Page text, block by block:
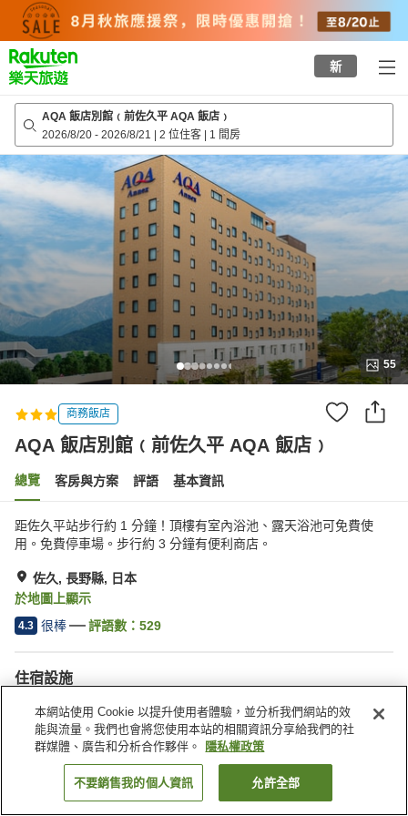
top
page
新
AQA 飯店別館﹙前佐久平 AQA 飯店﹚
2026/8/20 - 2026/8/21 | 2 位住客 | 1 間房
55
商務飯店
AQA 飯店別館﹙前佐久平 AQA 飯店﹚
總覽 客房與方案 評語 基本資訊
距佐久平站步行約 1 分鐘！頂樓有室內浴池、露天浴池可免費使
用。免費停車場。步行約 3 分鐘有便利商店。
佐久, 長野縣, 日本
於地圖上顯示
4.3 很棒 評語數： 529
住宿設施
無線網路
停車場
三溫暖
全館禁菸
日本 長野縣
佐久
AQA 飯店別館﹙前佐久平 AQA 飯店﹚找客房
本網站使用 Cookie 以提升使用者體驗，並分析我們網站的效
能與流量。我們也會將您使用本站的相關資訊分享給我們的社
群媒體、廣告和分析合作夥伴。
隱私權政策
不要銷售我的個人資訊 允許全部